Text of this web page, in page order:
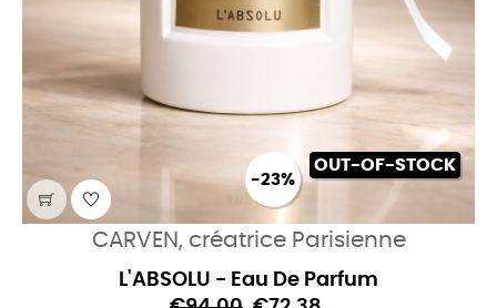
-23%
OUT-OF-STOCK
CARVEN, créatrice Parisienne
L'ABSOLU - Eau De Parfum